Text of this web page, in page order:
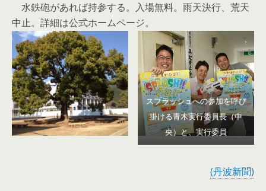
水鉄砲があれば持参する。入場無料。雨天決行、荒天
中止。詳細は公式ホームページ。
スプラッシュへの参加を呼び
掛ける青木実行委員長（中
央）と、実行委員
(丹波新聞)